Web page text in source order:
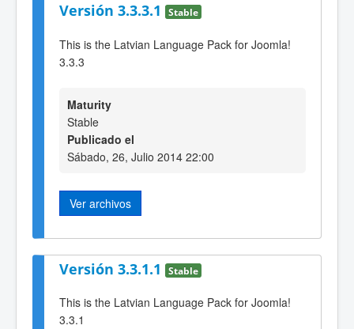
Versión 3.3.3.1 Stable
This is the Latvian Language Pack for Joomla!
3.3.3
Maturity
Stable
Publicado el
Sábado, 26, Julio 2014 22:00
Ver archivos
Versión 3.3.1.1 Stable
This is the Latvian Language Pack for Joomla!
3.3.1